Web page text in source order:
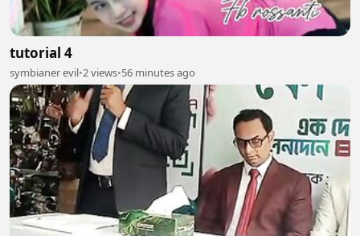
tutorial 4
symbianer evil•2 views•56 minutes ago